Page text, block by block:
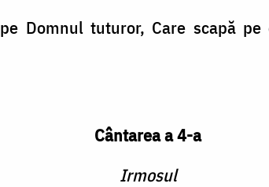
Domnul tuturor, Care scapă
Cântarea a 4-a
Irmosul